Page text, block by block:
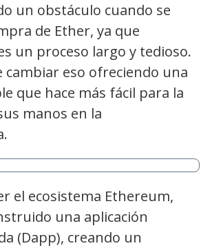
un obstáculo cuando se
de Ether, ya que
un proceso largo y tedioso.
cambiar eso ofreciendo una
que hace más fácil para la
manos en la
el ecosistema Ethereum,
una aplicación
(Dapp), creando un